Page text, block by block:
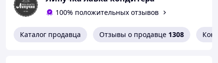
100% положительных отзывов
Каталог продавца Отзывы о продавце 1308